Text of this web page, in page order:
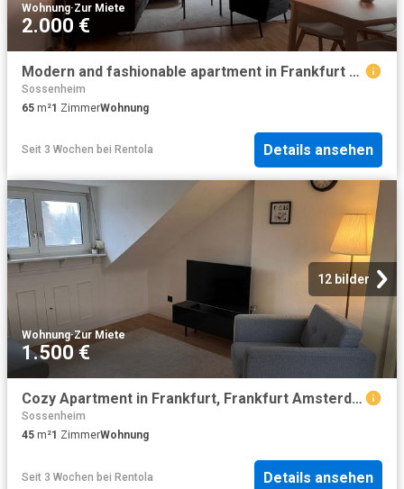
Wohnung·Zur Miete
2.000 €
Modern and fashionable apartment in Frankfurt am Main, Frankfurt Amsterdam Apartments for Rent
Sossenheim
65 m²1 ZimmerWohnung
Seit 3 Wochen bei Rentola Details ansehen
12 bilder
Wohnung·Zur Miete
1.500 €
Cozy Apartment in Frankfurt, Frankfurt Amsterdam Apartments for Rent
Sossenheim
45 m²1 ZimmerWohnung
Seit 3 Wochen bei Rentola Details ansehen